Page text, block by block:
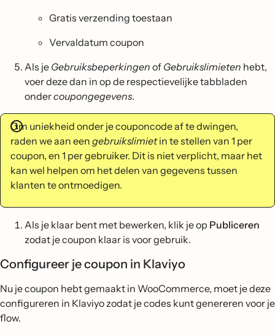
Gratis verzending toestaan
Vervaldatum coupon
Als je Gebruiksbeperkingen of Gebruikslimieten hebt,
voer deze dan in op de respectievelijke tabbladen
ondercoupongegevens.
Om uniekheid onder je couponcode af te dwingen,
raden we aan een gebruikslimietin te stellen van 1 per
coupon, en 1 per gebruiker. Dit is niet verplicht, maar het
kan wel helpen om het delen van gegevens tussen
klanten te ontmoedigen.
Als je klaar bent met bewerken, klik je op Publiceren
zodat je coupon klaar is voor gebruik.
Configureer je coupon in Klaviyo
Nu je coupon hebt gemaakt in WooCommerce, moet je deze
configureren in Klaviyo zodat je codes kunt genereren voor je
flow.